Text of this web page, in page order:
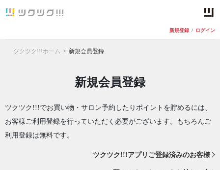
新規登録 / ログイン
ツクツク!!!ホーム 新規会員登録
新規会員登録
ツクツク!!!でお買い物・サロン予約したりポイントを貯めるには、
お客様ご利用登録を行っていただく必要がございます。もちろんご
利用登録は無料です。
ツクツク!!!アプリご登録済みのお客様